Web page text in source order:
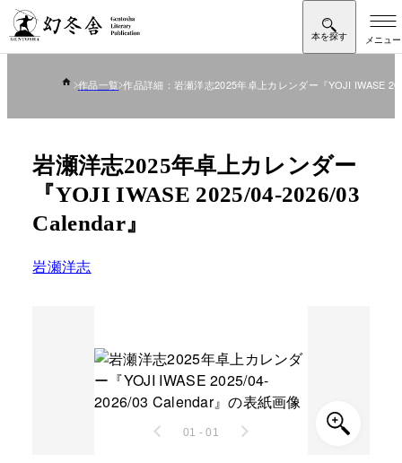
作品一覧 作品詳細：岩瀬洋志2025年卓上カレンダー『YOJI IWASE
岩瀬洋志2025年卓上カレンダー
『YOJI IWASE 2025/04-2026/03
Calendar』
岩瀬洋志
01 - 01